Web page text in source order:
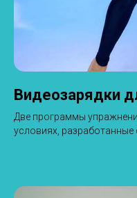
Видеозарядки
Две программы
условиях, разработанные